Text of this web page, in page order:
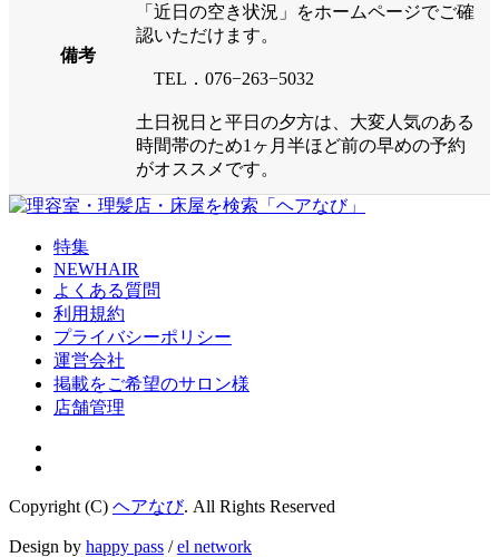
備考
「近日の空き状況」をホームページでご確
認いただけます。
TEL．076−263−5032
土日祝日と平日の夕方は、大変人気のある
時間帯のため1ヶ月半ほど前の早めの予約
がオススメです。
特集
NEWHAIR
よくある質問
利用規約
プライバシーポリシー
運営会社
掲載をご希望のサロン様
店舗管理
Copyright (C) ヘアなび. All Rights Reserved
Design by happy pass /el network